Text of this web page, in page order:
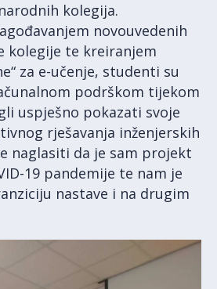
kolegija.
novouvedenih
kolegije te kreiranjem
za e-učenje, studenti su
podrškom tijekom
uspješno pokazati svoje
rješavanja inženjerskih
naglasiti da je sam projekt
19 pandemije te nam je
nastave i na drugim